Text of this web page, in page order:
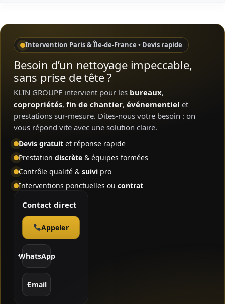
Intervention Paris & Île-de-France • Devis rapide
Besoin d’un nettoyage impeccable,
sans prise de tête ?
KLIN GROUPE intervient pour les bureaux,
copropriétés, fin de chantier, événementiel et
prestations sur-mesure. Dites-nous votre besoin : on
vous répond vite avec une solution claire.
Devis gratuit et réponse rapide
Prestation discrète & équipes formées
Contrôle qualité & suivi pro
Interventions ponctuelles ou contrat
Contact direct
Appeler
WhatsApp
Email